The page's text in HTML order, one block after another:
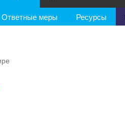
Ответные меры Ресурсы